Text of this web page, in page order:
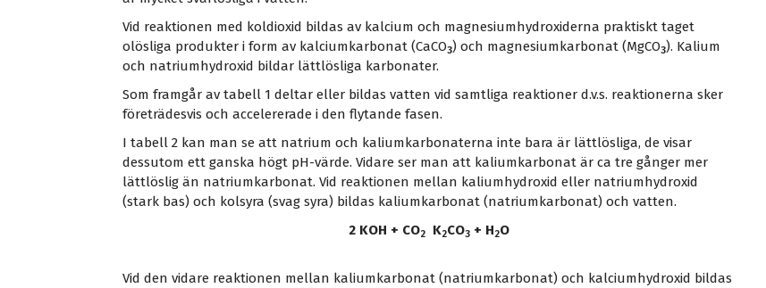
Vid reaktionen med koldioxid bildas av kalcium och magnesiumhydroxiderna praktiskt taget
olösliga produkter i form av kalciumkarbonat (CaCO3) och magnesiumkarbonat (MgCO3). Kalium
och natriumhydroxid bildar lättlösliga karbonater.
Som framgår av tabell 1 deltar eller bildas vatten vid samtliga reaktioner d.v.s. reaktionerna sker
företrädesvis och accelererade i den flytande fasen.
I tabell 2 kan man se att natrium och kaliumkarbonaterna inte bara är lättlösliga, de visar
dessutom ett ganska högt pH-värde. Vidare ser man att kaliumkarbonat är ca tre gånger mer
lättlöslig än natriumkarbonat. Vid reaktionen mellan kaliumhydroxid eller natriumhydroxid
(stark bas) och kolsyra (svag syra) bildas kaliumkarbonat (natriumkarbonat) och vatten.
2 KOH + CO2K2CO3+ H2O
Vid den vidare reaktionen mellan kaliumkarbonat (natriumkarbonat) och kalciumhydroxid bildas